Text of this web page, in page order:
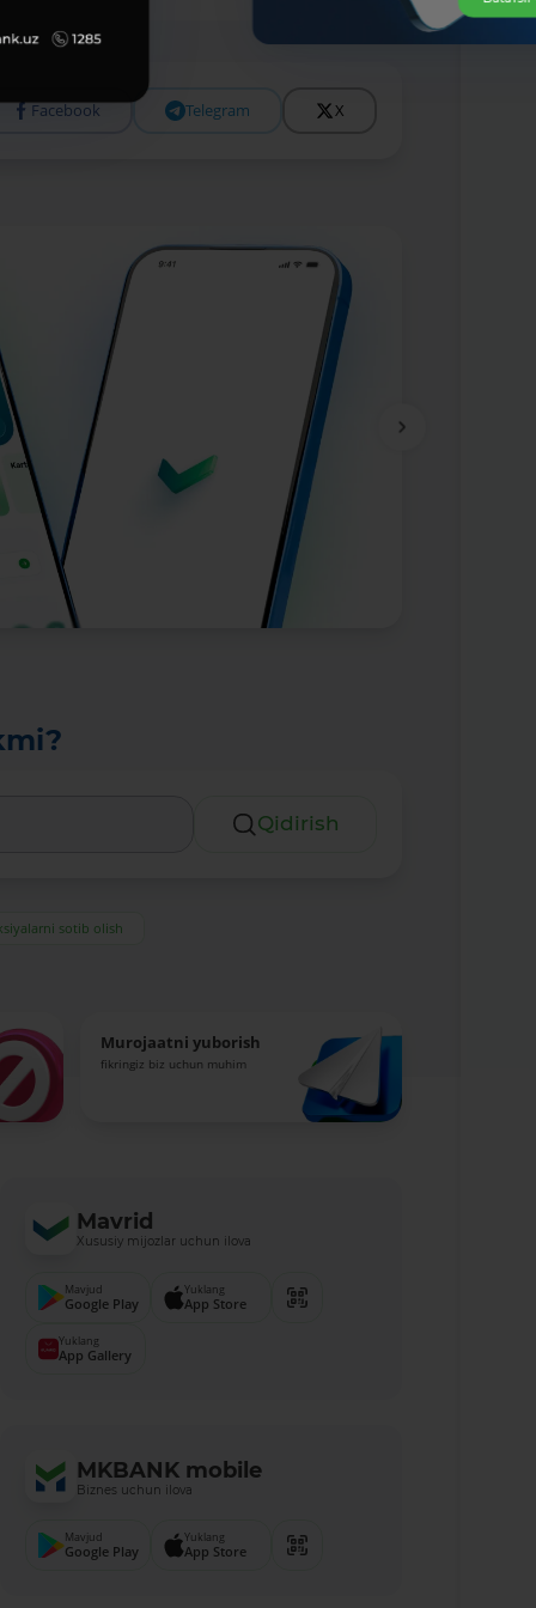
Facebook Telegram X
Qidirish
sotib olish
Murojaatni yuborish
fikringiz biz uchun muhim
Mavrid
Xususiy mijozlar uchun ilova
Mavjud
Google Play
Yuklang
App Store
Yuklang
App Gallery
MKBANK mobile
Biznes uchun ilova
Mavjud
Google Play
Yuklang
App Store